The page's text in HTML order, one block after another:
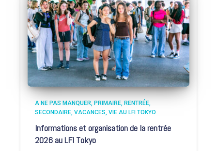
A NE PAS MANQUER PRIMAIRE RENTRÉE
SECONDAIRE VACANCES VIE AU LFI TOKYO
Informations et organisation de la rentrée
2026 au LFI Tokyo